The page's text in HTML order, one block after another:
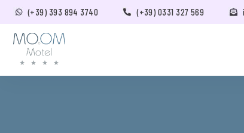
(+39) 393 894 3740 (+39) 0331 327 569